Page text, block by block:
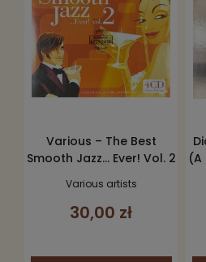
Various – The Best
Smooth Jazz... Ever! Vol. 2
Various artists
30,00 zł
(A